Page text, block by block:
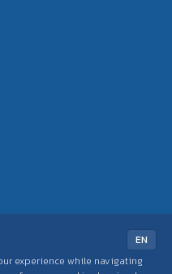
สนใน
EN
experience while navigating